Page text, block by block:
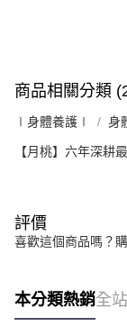
商品相關分類
∣身體養護∣ 身
【月桃】六年深耕
評價
喜歡這個商品嗎？
本分類熱銷全